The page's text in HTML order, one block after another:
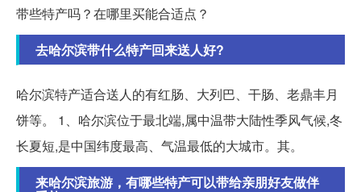
带些特产吗？在哪里买能合适点？
去哈尔滨带什么特产回来送人好?
哈尔滨特产适合送人的有红肠、大列巴、干肠、老鼎丰月
饼等。 1、哈尔滨位于最北端,属中温带大陆性季风气候,冬
长夏短,是中国纬度最高、气温最低的大城市。其。
来哈尔滨旅游，有哪些特产可以带给亲朋好友做伴